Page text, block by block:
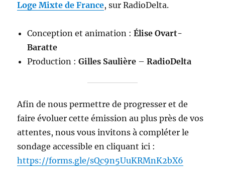
Loge Mixte de France, sur RadioDelta.
Conception et animation :Élise Ovart-
Baratte
Production :Gilles Saulière –RadioDelta
Afin de nous permettre de progresser et de
faire évoluer cette émission au plus près de vos
attentes, nous vous invitons à compléter le
sondage accessible en cliquant ici :
https://forms.gle/sQc9n5UuKRMnK2bX6